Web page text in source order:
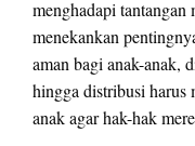
menghadapi
menekankan
aman bagi anak-anak,
hingga distribusi harus
anak agar hak-hak